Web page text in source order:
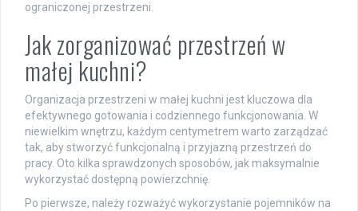
ograniczonej przestrzeni.
Jak zorganizować przestrzeń w
małej kuchni?
Organizacja przestrzeni w małej kuchni jest kluczowa dla
efektywnego gotowania i codziennego funkcjonowania. W
niewielkim wnętrzu, każdym centymetrem warto zarządzać
tak, aby stworzyć funkcjonalną i przyjazną przestrzeń do
pracy. Oto kilka sprawdzonych sposobów, jak maksymalnie
wykorzystać dostępną powierzchnię.
Po pierwsze, należy rozważyć wykorzystanie pojemników na